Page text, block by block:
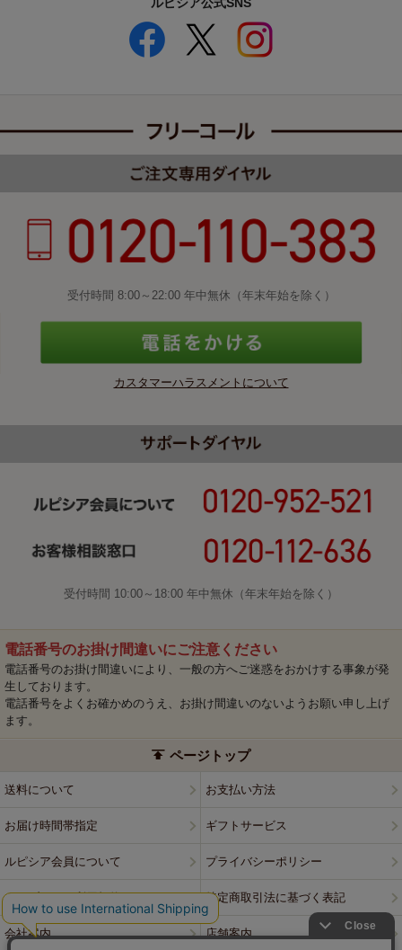
受付時間 8:00～22:00 年中無休（年末年始を除く）
カスタマーハラスメントについて
受付時間 10:00～18:00 年中無休（年末年始を除く）
電話番号のお掛け間違いにご注意ください
電話番号のお掛け間違いにより、一般の方へご迷惑をおかけする事象が発
生しております。
電話番号をよくお確かめのうえ、お掛け間違いのないようお願い申し上げ
ます。
ページトップ
送料について お支払い方法
お届け時間帯指定 ギフトサービス
ルピシア会員について プライバシーポリシー
ウェブサイト利用規約 特定商取引法に基づく表記
会社案内 店舗案内